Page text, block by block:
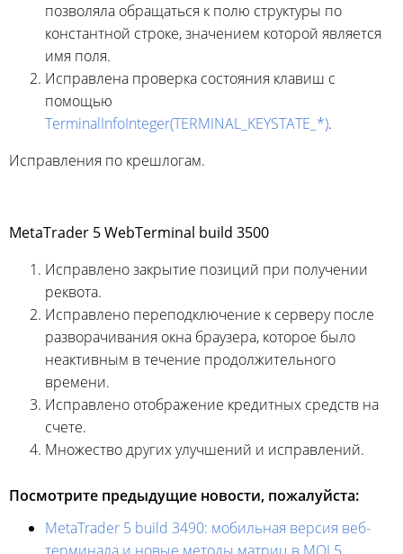
позволяла обращаться к полю структуры по
константной строке, значением которой является
имя поля.
Исправлена проверка состояния клавиш с
помощью
TerminalInfoInteger(TERMINAL_KEYSTATE_*).
Исправления по крешлогам.
MetaTrader 5 WebTerminal build 3500
Исправлено закрытие позиций при получении
реквота.
Исправлено переподключение к серверу после
разворачивания окна браузера, которое было
неактивным в течение продолжительного
времени.
Исправлено отображение кредитных средств на
счете.
Множество других улучшений и исправлений.
Посмотрите предыдущие новости, пожалуйста:
MetaTrader 5 build 3490: мобильная версия веб-